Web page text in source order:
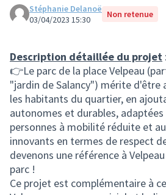
Stéphanie Delanoë
03/04/2023 15:30
Non retenue
Description détaillée du projet :
👉Le parc de la place Velpeau
"jardin de Salancy") mérite d'être
les habitants du quartier, en
autonomes et durables, adaptées
personnes à mobilité réduite et
innovants en termes de respect
devenons une référence à
parc !
Ce projet est complémentaire à